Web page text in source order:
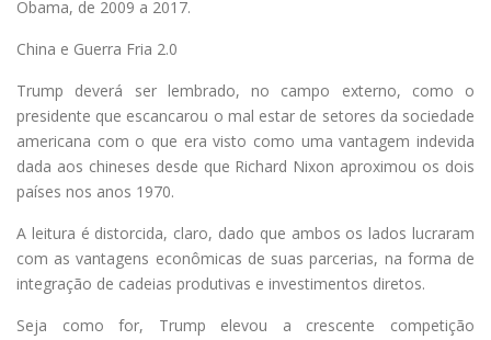
Obama, de 2009 a 2017.
China e Guerra Fria 2.0
Trump deverá ser lembrado, no campo externo, como o
presidente que escancarou o mal estar de setores da sociedade
americana com o que era visto como uma vantagem indevida
dada aos chineses desde que Richard Nixon aproximou os dois
países nos anos 1970.
A leitura é distorcida, claro, dado que ambos os lados lucraram
com as vantagens econômicas de suas parcerias, na forma de
integração de cadeias produtivas e investimentos diretos.
Seja como for, Trump elevou a crescente competição